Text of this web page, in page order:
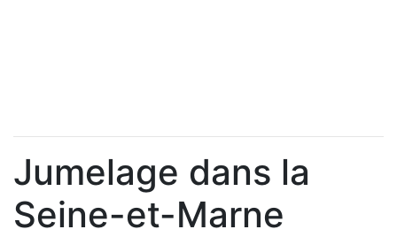
Jumelage dans la
Seine-et-Marne